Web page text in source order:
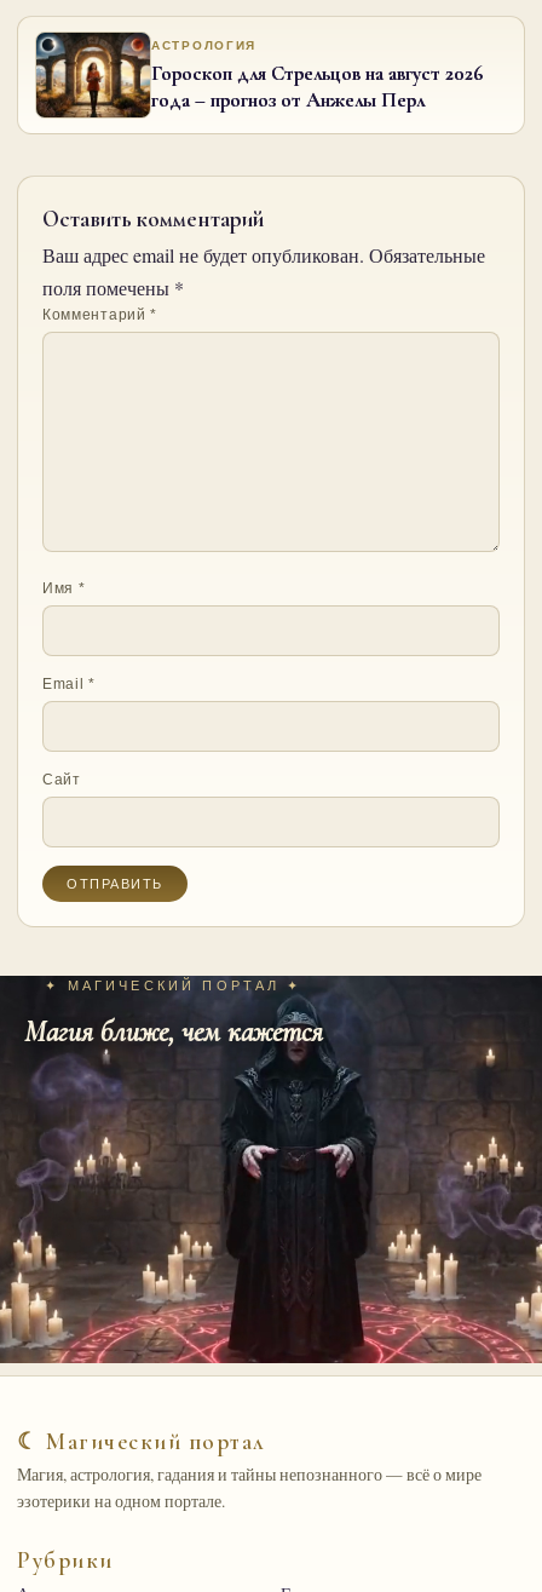
АСТРОЛОГИЯ
Гороскоп для Стрельцов на август 2026
года – прогноз от Анжелы Перл
Оставить комментарий
Ваш адрес email не будет опубликован. Обязательные
поля помечены *
Комментарий*
Имя *
Email*
Сайт
✦ МАГИЧЕСКИЙ ПОРТАЛ ✦
Магия ближе, чем кажется
☾ Магический портал
Магия, астрология, гадания и тайны непознанного — всё о мире
эзотерики на одном портале.
Рубрики